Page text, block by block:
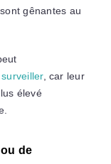
gênantes au
, car leur
élevé
de